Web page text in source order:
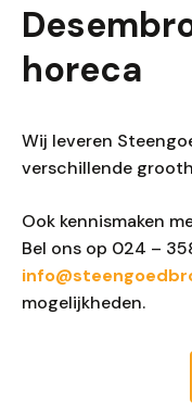
horeca
Wij leveren
verschillende
Ook kennismaken
Bel ons op 024 –
mogelijkheden.